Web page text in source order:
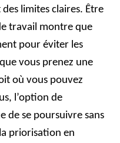
limites claires. Être
travail montre que
pour éviter les
vous prenez une
où vous pouvez
l’option de
de se poursuivre sans
priorisation en